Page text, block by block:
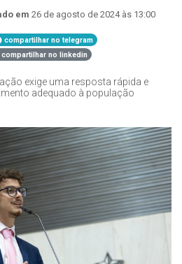
em26 de agosto de 2024 às 13:00
compartilhar no telegram
compartilhar no linkedin
exige uma resposta rápida e
adequado à população